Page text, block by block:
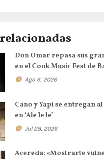
Don Omar repasa sus
en el Cook Music Fest de
Ago 6, 2026
Cano y Yapi se entregan
en ‘Ale le le’
Jul 28, 2026
Acereda: «Mostrarte